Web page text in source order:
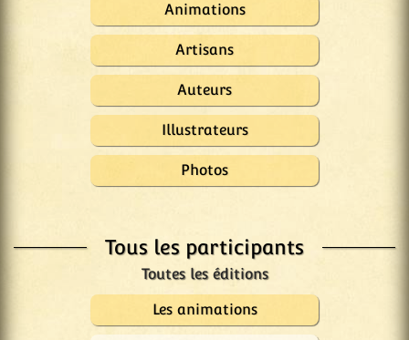
Animations
Artisans
Auteurs
Illustrateurs
Photos
Tous les participants
Les animations